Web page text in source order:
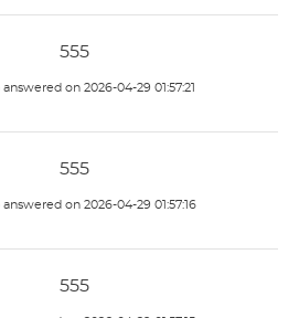
555
answered on 2026-04-29 01:57:21
555
answered on 2026-04-29 01:57:16
555